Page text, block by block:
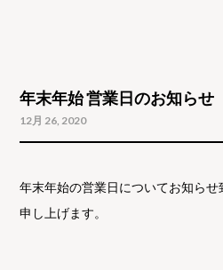
年末年始 営業日のお知らせ
12月 26, 2020
年末年始の営業日についてお知ら
申し上げます。